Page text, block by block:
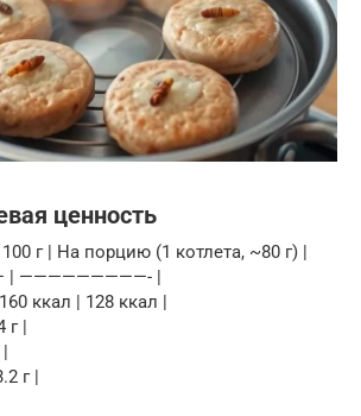
ценность
г | На порцию (1 котлета, ~80 г) |
| —————————- |
ккал | 128 ккал |
г |
г |